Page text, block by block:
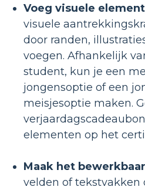
Voeg visuele
visuele
door randen,
voegen. Afhankelijk
student, kun je een
jongensoptie of een
meisjesoptie maken.
elementen op het
Maak het
velden of